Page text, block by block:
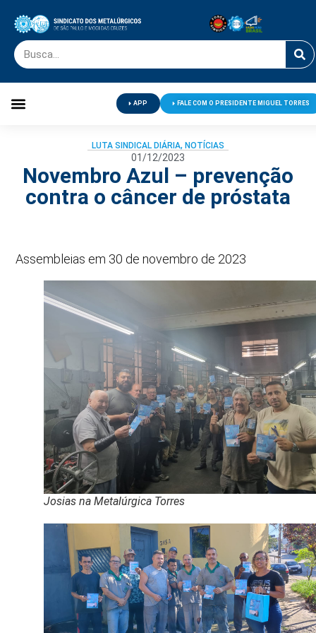
APP FALE COM O PRESIDENTE MIGUEL TORRES
LUTA SINDICAL DIÁRIA, NOTÍCIAS
01/12/2023
Novembro Azul – prevenção
contra o câncer de próstata
Assembleias em 30 de novembro de 2023
Josias na Metalúrgica Torres